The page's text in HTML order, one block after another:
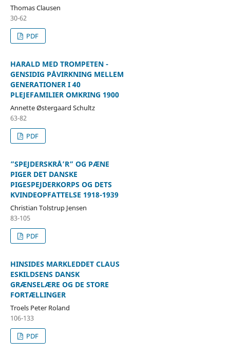
Thomas Clausen
30-62
PDF
HARALD MED TROMPETEN -
GENSIDIG PÅVIRKNING MELLEM
GENERATIONER I 40
PLEJEFAMILIER OMKRING 1900
Annette Østergaard Schultz
63-82
PDF
”SPEJDERSKRÅ’R” OG PÆNE
PIGER DET DANSKE
PIGESPEJDERKORPS OG DETS
KVINDEOPFATTELSE 1918-1939
Christian Tolstrup Jensen
83-105
PDF
HINSIDES MARKLEDDET CLAUS
ESKILDSENS DANSK
GRÆNSELÆRE OG DE STORE
FORTÆLLINGER
Troels Peter Roland
106-133
PDF